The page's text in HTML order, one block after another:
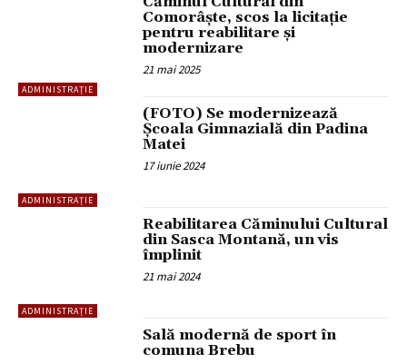
ADMINISTRAȚIE
Comorâşte, scos la licitație
pentru reabilitare și
modernizare
21 mai 2025
ADMINISTRAȚIE
(FOTO) Se modernizează
Școala Gimnazială din Padina
Matei
17 iunie 2024
ADMINISTRAȚIE
Reabilitarea Căminului Cultural
din Sasca Montană, un vis
împlinit
21 mai 2024
Sală modernă de sport în
comuna Brebu